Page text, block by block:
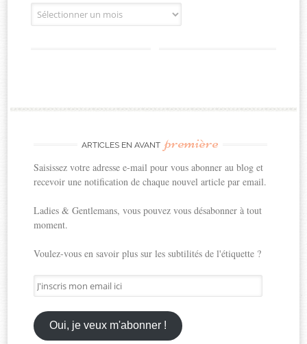
Archives
ARTICLES EN AVANT première
Saisissez votre adresse e-mail pour vous abonner au blog et
recevoir une notification de chaque nouvel article par email.
Ladies & Gentlemans, vous pouvez vous désabonner à tout
moment.
Voulez-vous en savoir plus sur les subtilités de l'étiquette ?
J'inscris
mon
email
ici
Oui, je veux m'abonner !